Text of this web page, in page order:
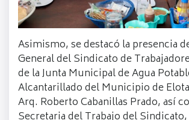
Asimismo, se destacó la presencia
General del Sindicato de
de la Junta Municipal de Agua
Alcantarillado del Municipio de
Arq. Roberto Cabanillas Prado, así